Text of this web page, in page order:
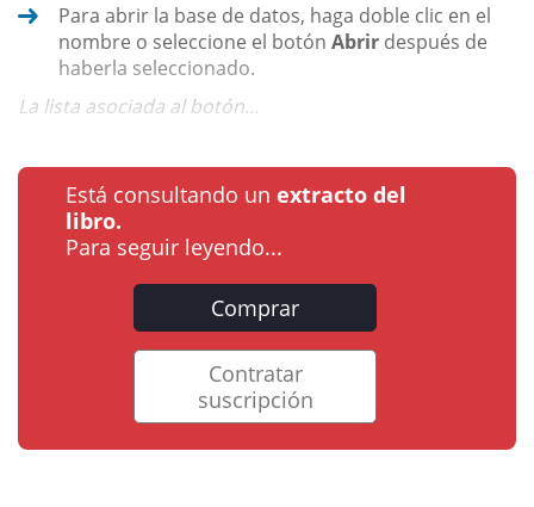
Para abrir la base de datos, haga doble clic en el
nombre o seleccione el botón Abrir después de
haberla seleccionado.
La lista asociada al botón...
Está consultando un extracto del
libro.
Para seguir leyendo...
Comprar
Contratar
suscripción